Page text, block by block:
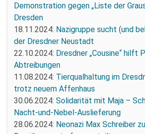
Demonstration gegen „Liste der
Dresden
18.11.2024: Nazigruppe sucht (und
der Dresdner Neustadt
22.10.2024: Dresdner „Cousine“ hilft
Abtreibungen
11.08.2024: Tierqualhaltung im
trotz neuem Affenhaus
30.06.2024: Solidarität mit Maja –
Nacht-und-Nebel-Auslieferung
28.06.2024: Neonazi Max Schreiber zu